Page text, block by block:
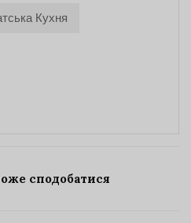
Кухня
сподобатися